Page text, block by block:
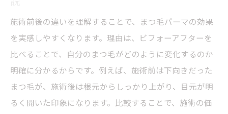
施術前後の違いを理解することで、まつ毛パーマの効果
を実感しやすくなります。理由は、ビフォーアフターを
比べることで、自分のまつ毛がどのように変化するのか
明確に分かるからです。例えば、施術前は下向きだった
まつ毛が、施術後は根元からしっかり上がり、目元が明
るく開いた印象になります。比較することで、施術の価